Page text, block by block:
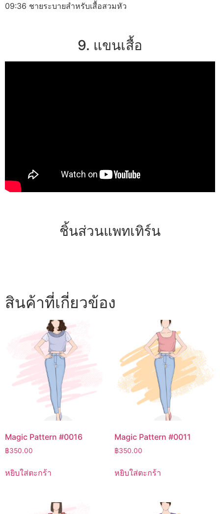
09:36 ชายระบายสำหรับเสื้อสวมหัว
9. แขนเสื้อ
ชิ้นส่วนแพทเทิร์น
สินค้าที่เกี่ยวข้อง
Magic Pattern #0016
฿350.00
หยิบใส่ตะกร้า
Magic Pattern #0011
฿350.00
หยิบใส่ตะกร้า